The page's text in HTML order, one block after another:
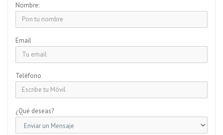
Nombre:
Email
Teléfono
¿Qué deseas?